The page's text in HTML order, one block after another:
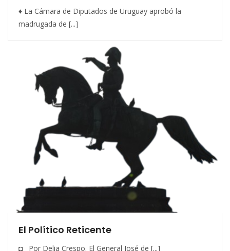
♦ La Cámara de Diputados de Uruguay aprobó la
madrugada de [...]
El Político Reticente
◘ Por Delia Crespo. El General José de [...]